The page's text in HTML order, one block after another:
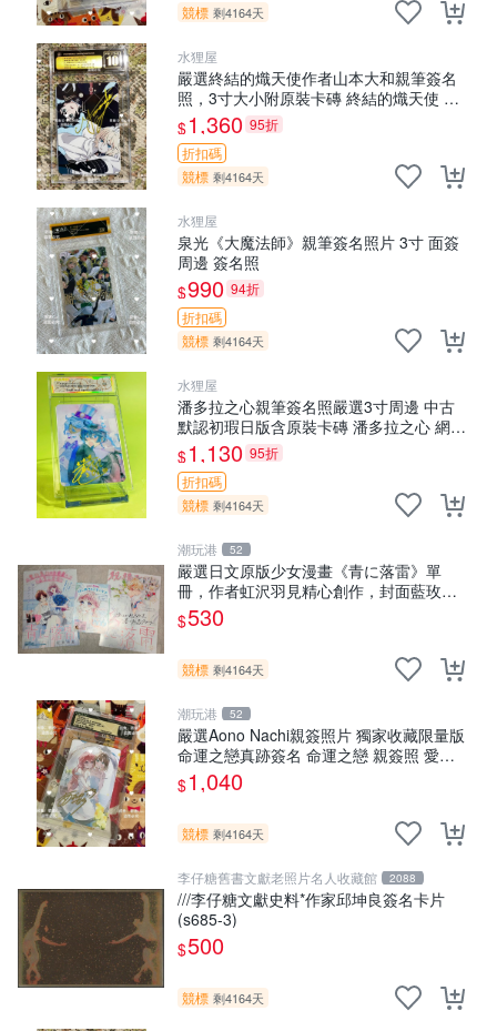
競標 剩4164天
水狸屋
嚴選終結的熾天使作者山本大和親筆簽名
照，3寸大小附原裝卡磚 終結的熾天使 簽
名照片 親筆簽名周邊
$1,360 95折
折扣碼
競標 剩4164天
水狸屋
泉光《大魔法師》親筆簽名照片 3寸 面簽
周邊 簽名照
$990 94折
折扣碼
競標 剩4164天
水狸屋
潘多拉之心親筆簽名照嚴選3寸周邊 中古
默認初瑕日版含原裝卡磚 潘多拉之心 網購
周邊 署名照
$1,130 95折
折扣碼
競標 剩4164天
潮玩港 52
嚴選日文原版少女漫畫《青に落雷》單
冊，作者虹沢羽見精心創作，封面藍玫瑰
情侶插畫唯美動人， STORY 32 及カラー
41P 精彩內容，品相良好如新。少女
$530
競標 剩4164天
潮玩港 52
嚴選Aono Nachi親簽照片 獨家收藏限量版
命運之戀真跡簽名 命運之戀 親簽照 愛的
告白
$1,040
競標 剩4164天
李仔糖舊書文獻老照片名人收藏館 2088
///李仔糖文獻史料*作家邱坤良簽名卡片
(s685-3)
$500
競標 剩4164天